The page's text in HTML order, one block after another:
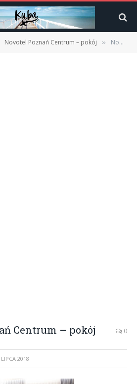
Novotel Poznań Centrum – pokój » Novotel Poznań Centrum – pokój
Centrum – pokój 0
2018